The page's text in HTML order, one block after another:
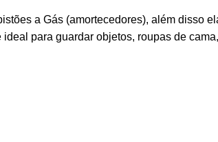
a Gás (amortecedores), além disso
para guardar objetos, roupas de